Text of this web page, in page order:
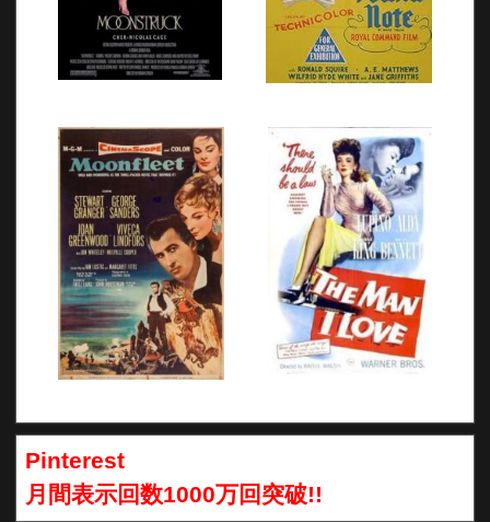
Pinterest
月間表示回数1000万回突破!!